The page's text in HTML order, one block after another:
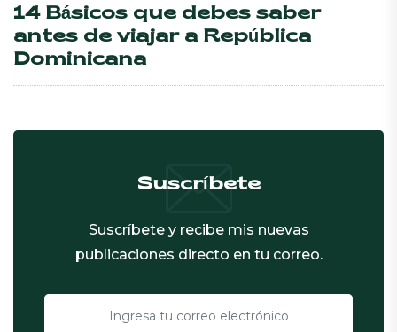
14 Básicos que debes saber
antes de viajar a República
Dominicana
Suscríbete
Suscríbete y recibe mis nuevas
publicaciones directo en tu correo.